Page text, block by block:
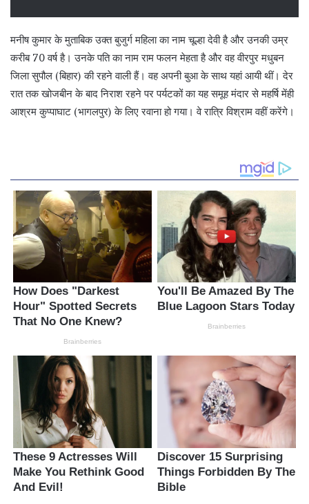
मनीष कुमार के मुताबिक उक्त बुजुर्ग महिला का नाम चूल्हा देवी है और उनकी उम्र
करीब 70 वर्ष है। उनके पति का नाम राम फलन मेहता है और वह वीरपुर मधुबन
जिला सुपौल (बिहार) की रहने वाली हैं। वह अपनी बुआ के साथ यहां आयी थीं। देर
रात तक खोजबीन के बाद निराश रहने पर पर्यटकों का यह समूह मंदार से महर्षि मेंही
आश्रम कुप्पाघाट (भागलपुर) के लिए रवाना हो गया। वे रात्रि विश्राम वहीं करेंगे।